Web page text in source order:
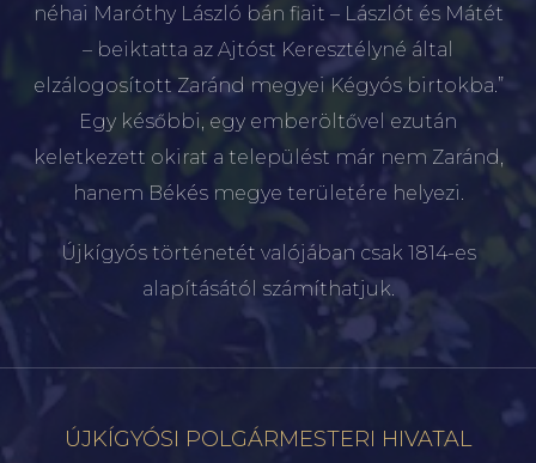
néhai Maróthy László bán fiait – Lászlót és Mátét
– beiktatta az Ajtóst Keresztélyné által
elzálogosított Zaránd megyei Kégyós birtokba.”
Egy későbbi, egy emberöltővel ezután
keletkezett okirat a települést már nem Zaránd,
hanem Békés megye területére helyezi.
Újkígyós történetét valójában csak 1814-es
alapításától számíthatjuk.
ÚJKÍGYÓSI POLGÁRMESTERI HIVATAL